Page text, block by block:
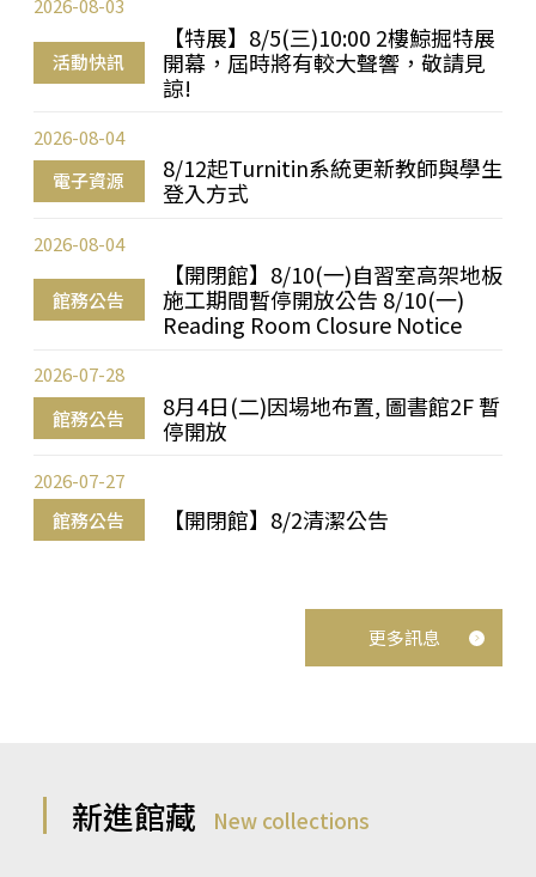
活動快訊
【特展】8/5(三)10:00 2樓鯨掘特展
開幕，屆時將有較大聲響，敬請見
諒!
2026-08-03
電子資源
8/12起Turnitin系統更新教師與學生
登入方式
2026-08-04
館務公告
【開閉館】8/10(一)自習室高架地板
施工期間暫停開放公告 8/10(一)
Reading Room Closure Notice
2026-08-04
館務公告
8月4日(二)因場地布置, 圖書館2F 暫
停開放
2026-07-28
館務公告 【開閉館】8/2清潔公告
2026-07-27
更多訊息
新進館藏 New collections